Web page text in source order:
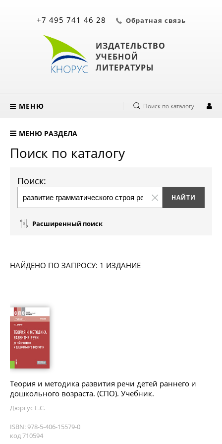
ИЗДАТЕЛЬСТВО
УЧЕБНОЙ
ЛИТЕРАТУРЫ
+7 495 741 46 28 Обратная связь
МЕНЮ Поиск по каталогу
МЕНЮ РАЗДЕЛА
Поиск по каталогу
Поиск:
Расширенный поиск
НАЙДЕНО ПО ЗАПРОСУ: 1 ИЗДАНИЕ
Теория и методика развития речи детей раннего и
дошкольного возраста. (СПО). Учебник.
Дюргус Е.С.
ISBN: 978-5-406-15579-0
код 710594